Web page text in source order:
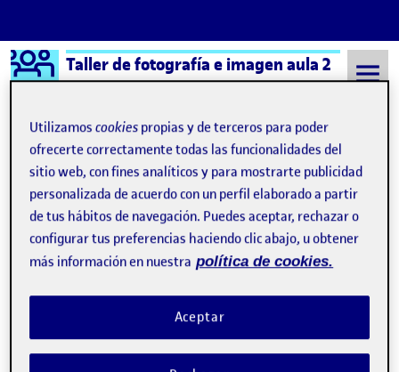
Saltar al contenido
Logo Ágora
Taller de fotografía e imagen aula 2
Semestre 20221 - Aula 2 23 Octubre, 2022
23 Octubre, 2022
Publicado por
Ricardo Rodríguez Juan
Fecha de publicación23 octubre, 2022 5:41 pm
2 comentarios
Utilizamoscookies propias y de terceros para poder
ofrecerte correctamente todas las funcionalidades del
sitio web, con fines analíticos y para mostrarte publicidad
personalizada de acuerdo con un perfil elaborado a partir
de tus hábitos de navegación. Puedes aceptar, rechazar o
configurar tus preferencias haciendo clic abajo, u obtener
más información en nuestra política de cookies.
Aceptar